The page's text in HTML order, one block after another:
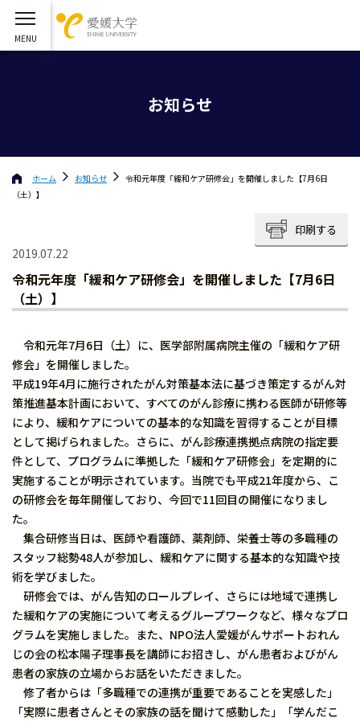
お知らせ
ホーム お知らせ
令和元年度「緩和ケア研修会」を開催しました【7月6日
（土）】
印刷する
2019.07.22
令和元年度「緩和ケア研修会」を開催しました【7月6日
（土）】
令和元年7月6日（土）に、医学部附属病院主催の「緩和ケア研
修会」を開催しました。
平成19年4月に施行されたがん対策基本法に基づき策定するがん対
策推進基本計画において、すべてのがん診療に携わる医師が研修等
により、緩和ケアについての基本的な知識を習得することが目標
として掲げられました。さらに、がん診療連携拠点病院の指定要
件として、プログラムに準拠した「緩和ケア研修会」を定期的に
実施することが明示されています。当院でも平成21年度から、こ
の研修会を毎年開催しており、今回で11回目の開催になりまし
た。
集合研修当日は、医師や看護師、薬剤師、栄養士等の多職種の
スタッフ総勢48人が参加し、緩和ケアに関する基本的な知識や技
術を学びました。
研修会では、がん告知のロールプレイ、さらには地域で連携し
た緩和ケアの実施について考えるグループワークなど、様々なプロ
グラムを実施しました。また、NPO法人愛媛がんサポートおれん
じの会の松本陽子理事長を講師にお招きし、がん患者およびがん
患者の家族の立場からお話をいただきました。
修了者からは「多職種での連携が重要であることを実感した」
「実際に患者さんとその家族の話を聞けて感動した」「学んだこ